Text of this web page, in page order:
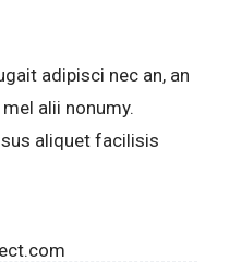
adipisci nec an, an
alii nonumy.
aliquet facilisis